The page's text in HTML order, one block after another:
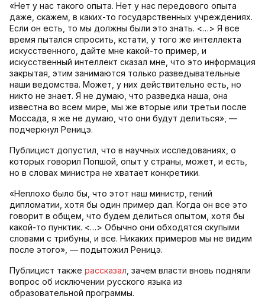
«Нет у нас такого опыта. Нет у нас передового опыта
даже, скажем, в каких-то государственных учреждениях.
Если он есть, то мы должны были это знать. <…> Я все
время пытался спросить, кстати, у того же интеллекта
искусственного, дайте мне какой-то пример, и
искусственный интеллект сказал мне, что это информация
закрытая, этим занимаются только разведывательные
наши ведомства. Может, у них действительно есть, но
никто не знает. Я не думаю, что разведка наша, она
известна во всем мире, мы же вторые или третьи после
Моссада, я же не думаю, что они будут делиться», —
подчеркнул Реницэ.
Публицист допустил, что в научных исследованиях, о
которых говорил Попшой, опыт у страны, может, и есть,
но в словах министра не хватает конкретики.
«Неплохо было бы, что этот наш министр, гений
дипломатии, хотя бы один пример дал. Когда он все это
говорит в общем, что будем делиться опытом, хотя бы
какой-то пунктик. <…> Обычно они обходятся скупыми
словами с трибуны, и все. Никаких примеров мы не видим
после этого», — подытожил Реницэ.
Публицист также рассказал , зачем власти вновь подняли
вопрос об исключении русского языка из
образовательной программы.